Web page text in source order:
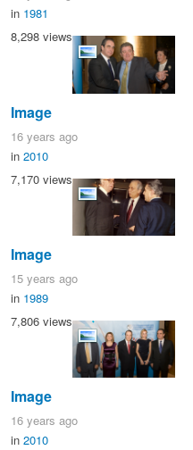
in 1981
8,298 views
Image
16 years ago
in 2010
7,170 views
Image
15 years ago
in 1989
7,806 views
Image
16 years ago
in 2010